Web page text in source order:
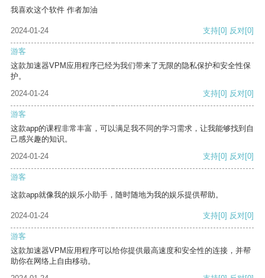
我喜欢这个软件 作者加油
2024-01-24 支持[0] 反对[0]
游客
这款加速器VPM应用程序已经为我们带来了无限的隐私保护和安全性保
护。
2024-01-24
支持[0] 反对[0]
游客
这款app的课程非常丰富，可以满足我不同的学习需求，让我能够找到自
己感兴趣的知识。
2024-01-24
支持[0] 反对[0]
游客
这款app就像我的娱乐小助手，随时随地为我的娱乐提供帮助。
2024-01-24 支持[0] 反对[0]
游客
这款加速器VPM应用程序可以给你提供最高速度和安全性的连接，并帮
助你在网络上自由移动。